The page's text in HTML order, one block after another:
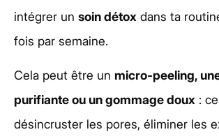
intégrer un soin détox dans ta
fois par semaine.
Cela peut être un micro-peeling,
purifiante ou un gommage doux :
désincruster les pores, éliminer les